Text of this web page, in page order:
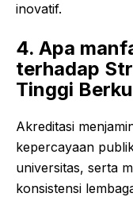
inovatif.
4. Apa
terhadap
Tinggi
Akreditasi
kepercayaan
universitas, serta
konsistensi